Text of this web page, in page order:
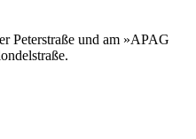
Peterstraße und am »APAG